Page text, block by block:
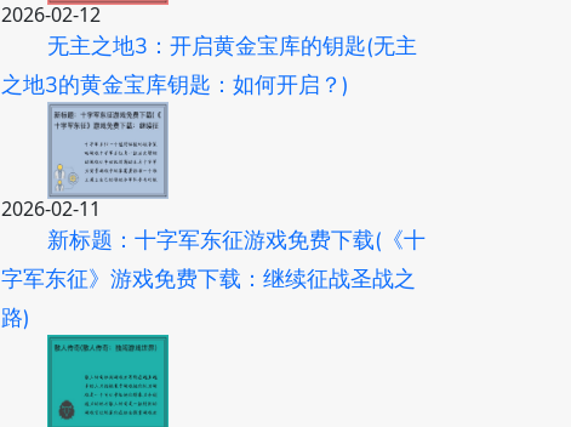
2026-02-12
无主之地3：开启黄金宝库的钥匙(无主
之地3的黄金宝库钥匙：如何开启？)
2026-02-11
新标题：十字军东征游戏免费下载(《十
字军东征》游戏免费下载：继续征战圣战之
路)